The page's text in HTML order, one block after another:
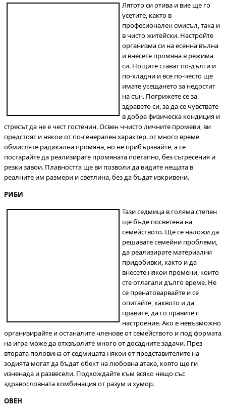
Лятото си отива и вие ще го
усетите, както в
професионален смисъл, така и
в чисто житейски. Настройте
организма си на есенна вълна
и внесете промяна в режима
си. Нощите стават по-дълги и
по-хладни и все по-често ще
имате усещането за недостиг
на сън. Погрижете се за
здравето си, за да се чувствате
в добра физическа кондиция и
стресът да не е чест гостенин. Освен ччисто личните промеви, ви
предстоят и някои от по-генерален характер. от много време
обмисляте радикална промяна, но не прибързвайте, а се
постарайте да реализирате промяната поетапно, без сътресения и
резки завои. Плавността ще ви позволи да видите нещата в
реалните им размери и светлина, без да бъдат изкривени.
РИБИ
Тази седмица в голяма степен
ще бъде посветена на
семейството. Ще се наложи да
решавате семейни проблеми,
да реализирате материални
придобивки, както и да
внесете някои промени, които
сте отлагали дълго време. Не
се пренатоварвайте и се
опитайте, каквото и да
правите, да го правите с
настроение. Ако е невъзможно
организирайте и останалите членове от семейството и под формата
на игра може да отхвърлите много от досадните задачи. През
втората половина от седмицата някои от представителите на
зодията могат да бъдат обект на любовна атака, която ще ги
изненада и развесели. Подхождайте към всяко нещо със
здравословната комбинация от разум и хумор.
ОВЕН